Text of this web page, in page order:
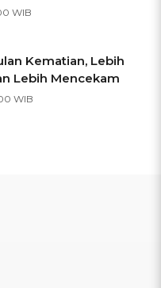
WIB
Kematian, Lebih
Lebih Mencekam
WIB